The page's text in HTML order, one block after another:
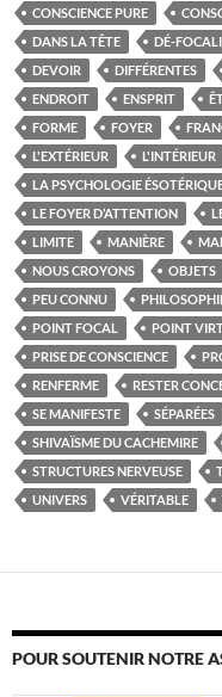
CONSCIENCE PURE
DANS LA TÊTE
DÉ-
DEVOIR
DIFFÉRENTES
ENDROIT
ENSPRIT
FORME
FOYER
L'EXTÉRIEUR
L'INTÉRIEUR
LA PSYCHOLOGIE
LE FOYER D’ATTENTION
LIMITE
MANIÈRE
NOUS CROYONS
OBJETS
PEU CONNU
POINT FOCAL
POINT
PRISE DE CONSCIENCE
RENFERME
RESTER
SE MANIFESTE
SÉPARÉES
SHIVAÏSME DU CACHEMIRE
STRUCTURES NERVEUSE
UNIVERS
VÉRITABLE
POUR SOUTENIR NOTRE